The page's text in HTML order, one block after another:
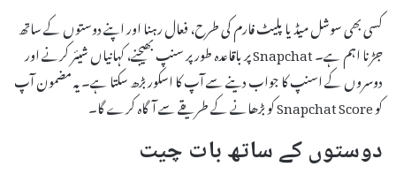
کسی بھی سوشل میڈیا پلیٹ فارم کی طرح، فعال رہنا اور اپنے دوستوں کے ساتھ
جڑنا اہم ہے۔ Snapchat پر باقاعدہ طور پر سنپ بھیجنے، کہانیاں شیئر کرنے اور
دوسروں کے اسنپ کا جواب دینے سے آپ کا اسکور بڑھ سکتا ہے۔ یہ مضمون آپ
کو Snapchat Score کو بڑھانے کے طریقے سے آگاہ کرے گا۔
دوستوں کے ساتھ بات چیت